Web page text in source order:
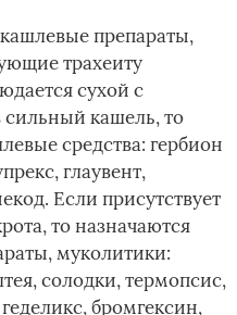
препараты,
трахеиту
сухой с
кашель, то
средства: гербион
глаувент,
Если присутствует
то назначаются
муколитики:
солодки, термопсис,
бромгексин,